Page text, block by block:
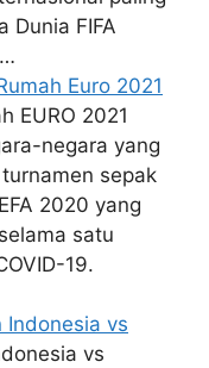
Dunia FIFA
Euro 2021
EURO 2021
negara yang
sepak
2020 yang
satu
19.
Indonesia vs
vs